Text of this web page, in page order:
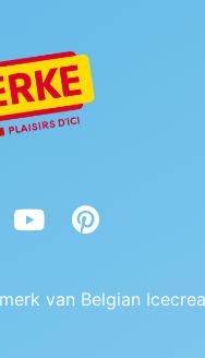
YouTubePinterest
van Belgian